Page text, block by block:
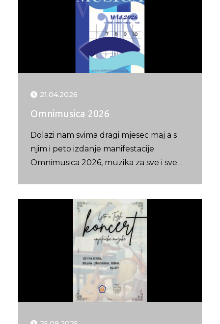
21.04.2026
Omnimusica 2026
Dolazi nam svima dragi mjesec maj a s
njim i peto izdanje manifestacije
Omnimusica 2026, muzika za sve i sve…